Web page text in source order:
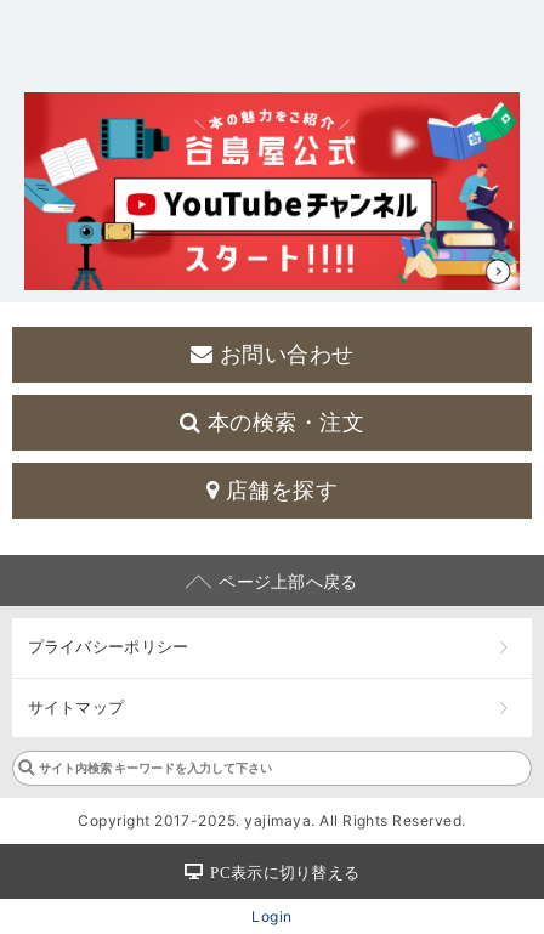
お問い合わせ
本の検索・注文
店舗を探す
ページ上部へ戻る
プライバシーポリシー
サイトマップ
Copyright 2017-2025. yajimaya. All Rights Reserved.
PC表示に切り替える
Login